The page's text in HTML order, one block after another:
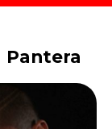
Pantera